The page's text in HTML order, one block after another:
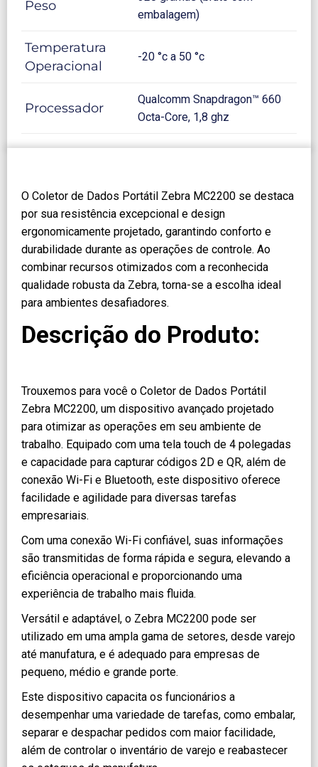
Peso
embalagem)
Temperatura
Operacional
-20 °c a 50 °c
Processador
Qualcomm Snapdragon™ 660
Octa-Core, 1,8 ghz
O Coletor de Dados Portátil Zebra MC2200 se destaca
por sua resistência excepcional e design
ergonomicamente projetado, garantindo conforto e
durabilidade durante as operações de controle. Ao
combinar recursos otimizados com a reconhecida
qualidade robusta da Zebra, torna-se a escolha ideal
para ambientes desafiadores.
Descrição do Produto:
Trouxemos para você o Coletor de Dados Portátil
Zebra MC2200, um dispositivo avançado projetado
para otimizar as operações em seu ambiente de
trabalho. Equipado com uma tela touch de 4 polegadas
e capacidade para capturar códigos 2D e QR, além de
conexão Wi-Fi e Bluetooth, este dispositivo oferece
facilidade e agilidade para diversas tarefas
empresariais.
Com uma conexão Wi-Fi confiável, suas informações
são transmitidas de forma rápida e segura, elevando a
eficiência operacional e proporcionando uma
experiência de trabalho mais fluida.
Versátil e adaptável, o Zebra MC2200 pode ser
utilizado em uma ampla gama de setores, desde varejo
até manufatura, e é adequado para empresas de
pequeno, médio e grande porte.
Este dispositivo capacita os funcionários a
desempenhar uma variedade de tarefas, como embalar,
separar e despachar pedidos com maior facilidade,
além de controlar o inventário de varejo e reabastecer